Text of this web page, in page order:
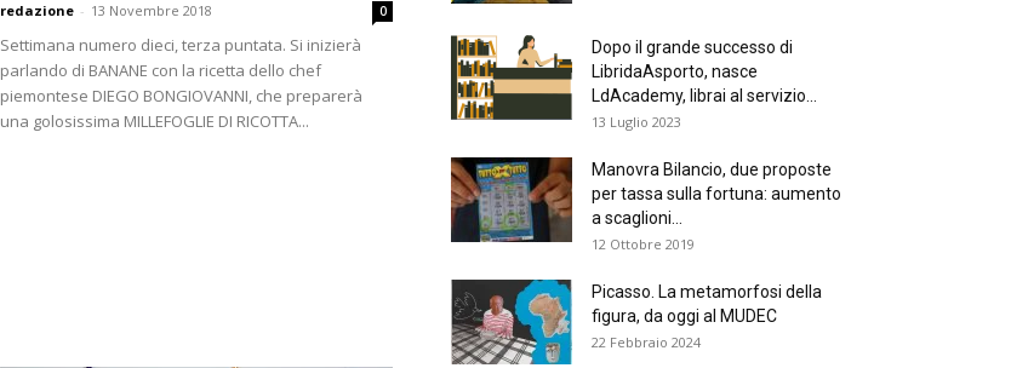
redazione - 13 Novembre 2018 0
Settimana numero dieci, terza puntata. Si inizierà
parlando di BANANE con la ricetta dello chef
piemontese DIEGO BONGIOVANNI, che preparerà
una golosissima MILLEFOGLIE DI RICOTTA...
Dopo il grande successo di
LibridaAsporto, nasce
LdAcademy, librai al servizio...
13 Luglio 2023
Manovra Bilancio, due proposte
per tassa sulla fortuna: aumento
a scaglioni...
12 Ottobre 2019
Picasso. La metamorfosi della
figura, da oggi al MUDEC
22 Febbraio 2024